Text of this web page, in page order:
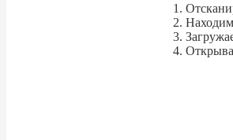
1.
2.
3.
4.